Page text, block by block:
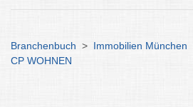
Branchenbuch > Immobilien München
CP WOHNEN